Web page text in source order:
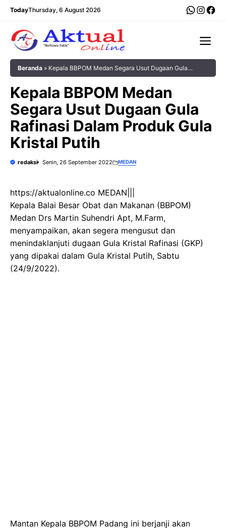
Langsung
TodayThursday, 6 August 2026
Beranda » Kepala BBPOM Medan Segara Usut Dugaan Gula
Kepala BBPOM Medan
Segara Usut Dugaan Gula
Rafinasi Dalam Produk Gula
Kristal Putih
redaksi Senin, 26 September 2022 MEDAN
https://aktualonline.co MEDAN|||
Kepala Balai Besar Obat dan Makanan (BBPOM)
Medan Drs Martin Suhendri Apt, M.Farm,
menyampaikan, akan segera mengusut dan
menindaklanjuti dugaan Gula Kristal Rafinasi (GKP)
yang dipakai dalam Gula Kristal Putih, Sabtu
(24/9/2022).
Mantan Kepala BBPOM Padang ini berjanji akan